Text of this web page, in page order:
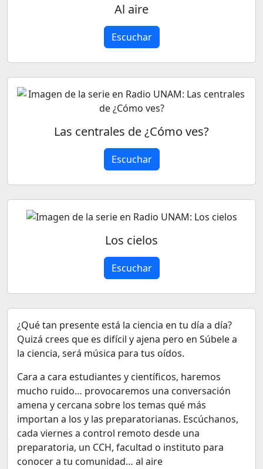
Al aire
Escuchar
Las centrales de ¿Cómo ves?
Escuchar
Los cielos
Escuchar
¿Qué tan presente está la ciencia en tu día a día?
Quizá crees que es difícil y ajena pero en Súbele a
la ciencia, será música para tus oídos.
Cara a cara estudiantes y científicos, haremos
mucho ruido… provocaremos una conversación
amena y cercana sobre los temas qué más
importan a los y las preparatorianas. Escúchanos,
cada viernes a control remoto desde una
preparatoria, un CCH, facultad o instituto para
conocer a tu comunidad… al aire